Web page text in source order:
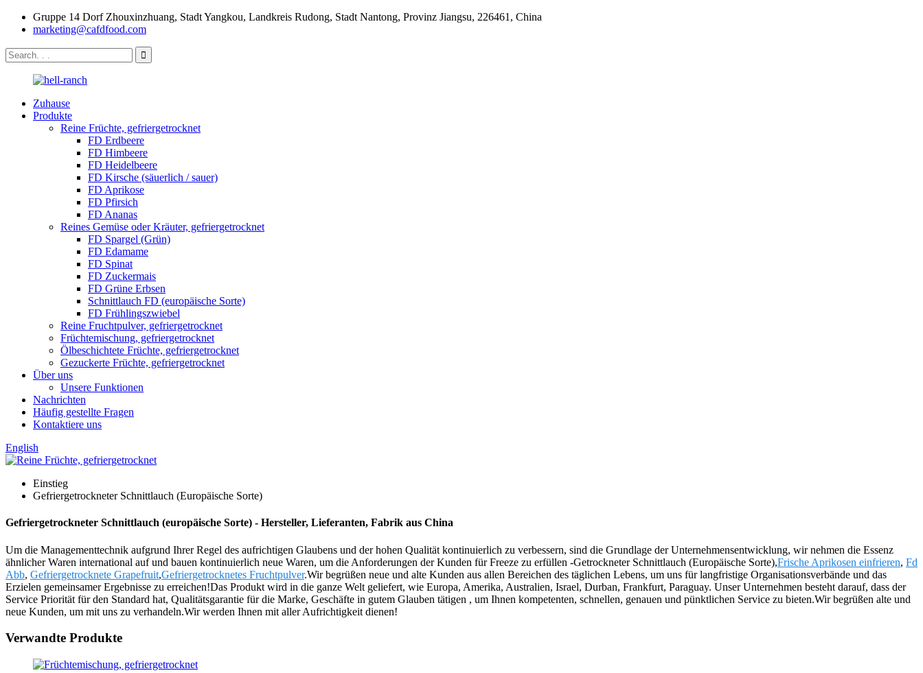
Gruppe 14 Dorf Zhouxinzhuang, Stadt Yangkou, Landkreis Rudong, Stadt Nantong, Provinz Jiangsu, 226461, China
marketing@cafdfood.com
Zuhause
Produkte
Reine Früchte, gefriergetrocknet
FD Erdbeere
FD Himbeere
FD Heidelbeere
FD Kirsche (säuerlich / sauer)
FD Aprikose
FD Pfirsich
FD Ananas
Reines Gemüse oder Kräuter, gefriergetrocknet
FD Spargel (Grün)
FD Edamame
FD Spinat
FD Zuckermais
FD Grüne Erbsen
Schnittlauch FD (europäische Sorte)
FD Frühlingszwiebel
Reine Fruchtpulver, gefriergetrocknet
Früchtemischung, gefriergetrocknet
Ölbeschichtete Früchte, gefriergetrocknet
Gezuckerte Früchte, gefriergetrocknet
Über uns
Unsere Funktionen
Nachrichten
Häufig gestellte Fragen
Kontaktiere uns
English
Einstieg
Gefriergetrockneter Schnittlauch (Europäische Sorte)
Gefriergetrockneter Schnittlauch (europäische Sorte) - Hersteller, Lieferanten, Fabrik aus China
Um die Managementtechnik aufgrund Ihrer Regel des aufrichtigen Glaubens und der hohen Qualität kontinuierlich zu verbessern, sind die Grundlage der Unternehmensentwicklung, wir nehmen die Essenz
ähnlicher Waren international auf und bauen kontinuierlich neue Waren, um die Anforderungen der Kunden für Freeze zu erfüllen -Getrockneter Schnittlauch (Europäische Sorte),Frische Aprikosen einfrieren, Fd
Abb, Gefriergetrocknete Grapefruit,Gefriergetrocknetes Fruchtpulver.Wir begrüßen neue und alte Kunden aus allen Bereichen des täglichen Lebens, um uns für langfristige Organisationsverbände und das
Erzielen gemeinsamer Ergebnisse zu erreichen!Das Produkt wird in die ganze Welt geliefert, wie Europa, Amerika, Australien, Israel, Durban, Frankfurt, Paraguay. Unser Unternehmen besteht darauf, dass der
Service Priorität für den Standard hat, Qualitätsgarantie für die Marke, Geschäfte in gutem Glauben tätigen , um Ihnen kompetenten, schnellen, genauen und pünktlichen Service zu bieten.Wir begrüßen alte und
neue Kunden, um mit uns zu verhandeln.Wir werden Ihnen mit aller Aufrichtigkeit dienen!
Verwandte Produkte